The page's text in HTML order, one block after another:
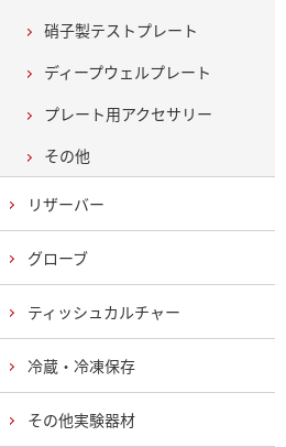
硝子製テストプレート
ディープウェルプレート
プレート用アクセサリー
その他
リザーバー
グローブ
ティッシュカルチャー
冷蔵・冷凍保存
その他実験器材